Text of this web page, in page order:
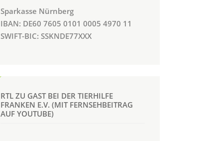
Sparkasse Nürnberg
IBAN: DE60 7605 0101 0005 4970 11
SWIFT-BIC: SSKNDE77XXX
RTL ZU GAST BEI DER TIERHILFE
FRANKEN E.V. (MIT FERNSEHBEITRAG
AUF YOUTUBE)